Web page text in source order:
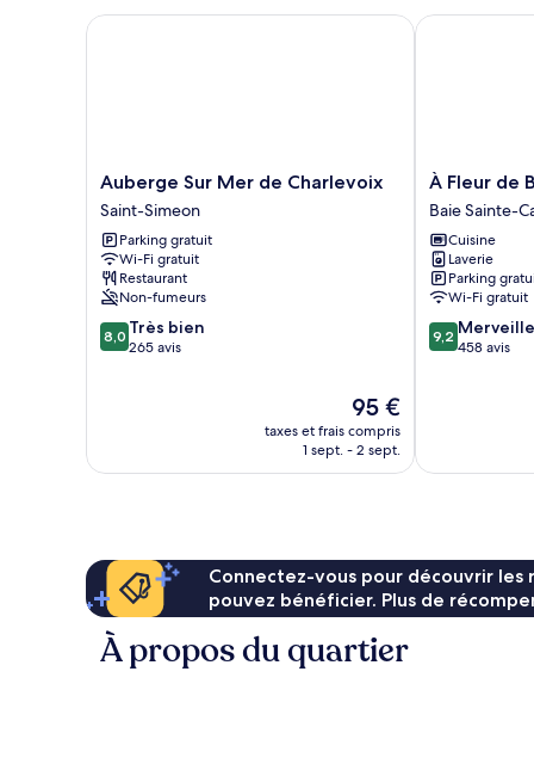
Chambre
Auberge
Sur
Mer
de
Charlevoix
Saint-
Simeon
Auberge Sur Mer de Charlevoix
Saint-Simeon
Parking gratuit
Wi-Fi gratuit
Restaurant
Non-fumeurs
8.0
sur
8,0 Très bien
265 avis
Le
nouveau
prix
95 €
taxes et frais compris
1 sept. - 2 sept.
Auberge Sur Mer de Charlevoix
À
Fleur
de
Baie
Baie
Sainte-
Catherine
À Fleur de
Baie Sainte-
Cuisine
Laverie
Parking
Wi-Fi gratuit
9.2
sur
9,2
458 avis
À Fleur de Baie
Connectez-vous pour découvrir
pouvez bénéficier. Plus de
À propos du quartier